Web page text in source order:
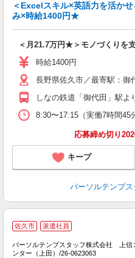
＜Excelスキル×英語力を活か
み×時給1400円★
＜月21.7万円★＞モノづくりを
時給1400円
長野県佐久市／最寄駅：
しなの鉄道「御代田」駅よ
8:30〜17:15（実働7時間
応募締め切り
キープ
パーソルテンプ
佐久市 派遣社員
パーソルテンプスタッフ株式会社 上信
ンター（上田）/26-0623063